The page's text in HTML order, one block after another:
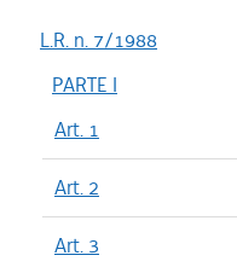
L.R. n. 7/1988
PARTE I
Art. 1
Art. 2
Art. 3